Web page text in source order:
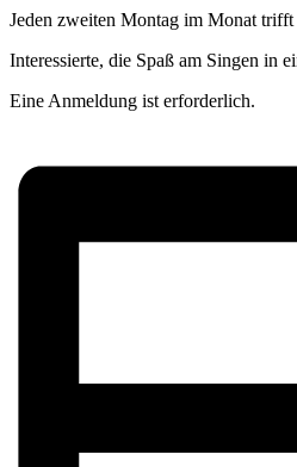
Jeden zweiten Montag im Monat
Interessierte, die Spaß am Singen in
Eine Anmeldung ist erforderlich.